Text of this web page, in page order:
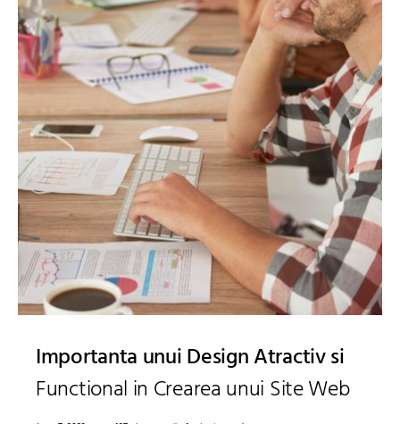
Importanta unui Design Atractiv si
Functional in Crearea unui Site Web